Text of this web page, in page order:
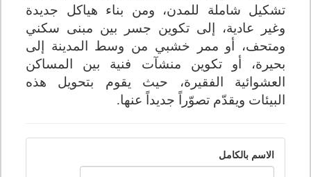
تشكيل شاملة للمدن، ومن بناء هياكل جديدة
وغير عادية، إلى تكوين جسر بين مبنى سكني
ومتحف، أو ممر خشبي من وسط المدينة إلى
بحيرة، أو تكوين منشآت فنية بين المساكن
العشوائية الفقيرة، حيث يقوم بتحويل هذه
البيئات ويقدّم تصوّراً جديداً عنها.
الاسم بالكامل